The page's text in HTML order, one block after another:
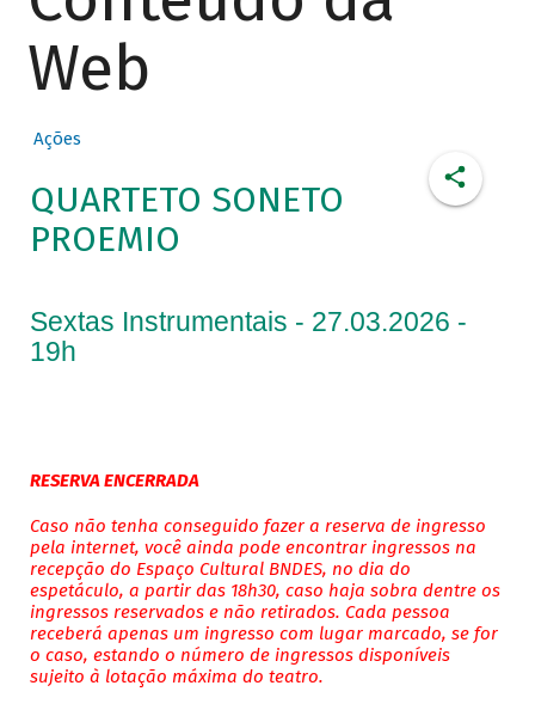
Web
Ações
QUARTETO SONETO
PROEMIO
Sextas Instrumentais - 27.03.2026 -
19h
RESERVA ENCERRADA
Caso não tenha conseguido fazer a reserva de ingresso
pela internet, você ainda pode encontrar ingressos na
recepção do Espaço Cultural BNDES, no dia do
espetáculo, a partir das 18h30, caso haja sobra dentre os
ingressos reservados e não retirados. Cada pessoa
receberá apenas um ingresso com lugar marcado, se for
o caso, estando o número de ingressos disponíveis
sujeito à lotação máxima do teatro.